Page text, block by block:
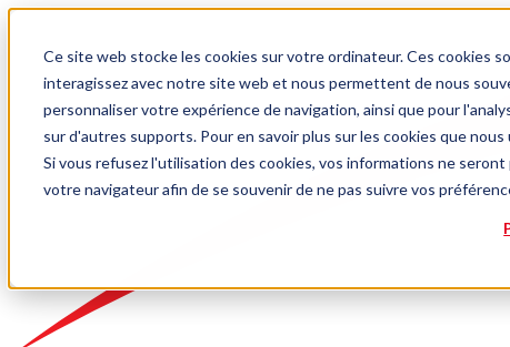
Ce site web stocke les cookies sur votre ordinateur. Ces cookies
interagissez avec notre site web et nous permettent de nous
personnaliser votre expérience de navigation, ainsi que pour
sur d'autres supports. Pour en savoir plus sur les cookies que
Si vous refusez l'utilisation des cookies, vos informations ne
votre navigateur afin de se souvenir de ne pas suivre vos